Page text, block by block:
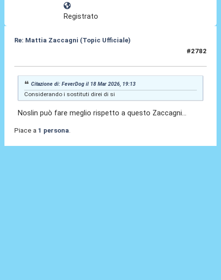
Registrato
Re: Mattia Zaccagni (Topic Ufficiale)
#2782
Citazione di: FeverDog il 18 Mar 2026, 19:13
Considerando i sostituti direi di si
Noslin può fare meglio rispetto a questo Zaccagni...
Piace a 1 persona